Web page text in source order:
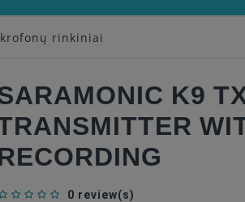
rinkiniai
K9
0 review(s)